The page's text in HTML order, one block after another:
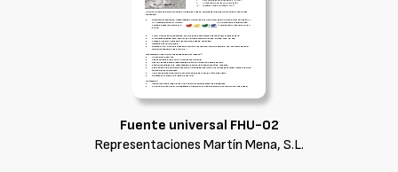
Fuente universal FHU-02
Representaciones Martín Mena, S.L.